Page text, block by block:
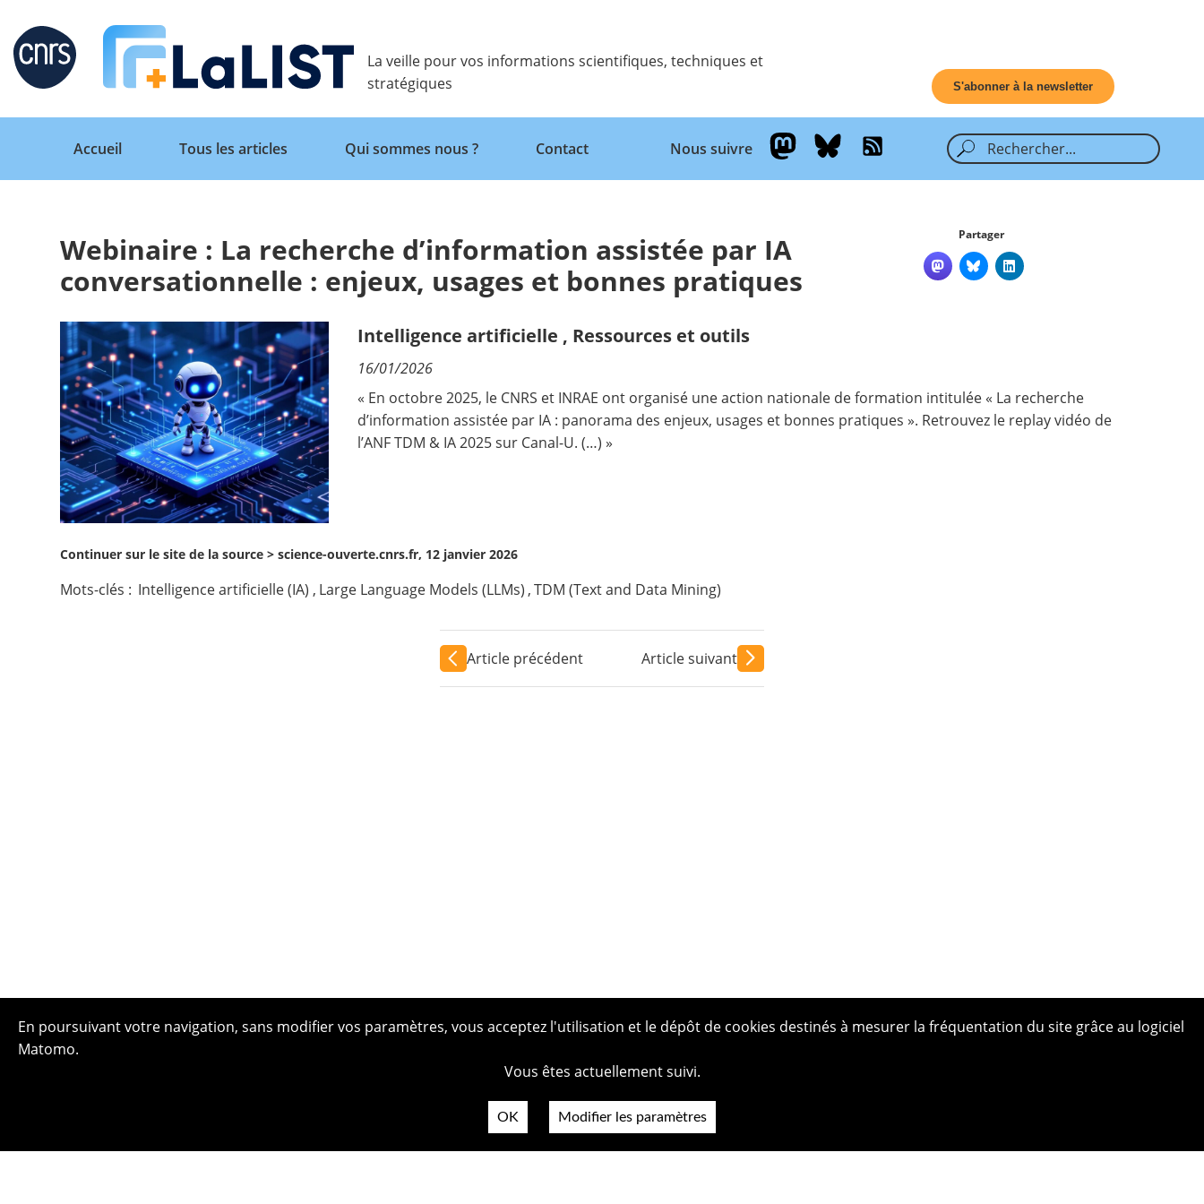
Retour
Accueil
Tous les articles
Qui sommes nous ?
Contact
Nous suivre
La veille pour vos informations scientifiques, techniques et
stratégiques
S'abonner à la newsletter
Retour
Accueil
Tous les articles Qui sommes nous ? Contact Nous suivre
Webinaire : La recherche d’information assistée par IA
conversationnelle : enjeux, usages et bonnes pratiques
Partager
Intelligence artificielle , Ressources et outils
16/01/2026
« En octobre 2025, le CNRS et INRAE ont organisé une action nationale de formation intitulée « La recherche
d’information assistée par IA : panorama des enjeux, usages et bonnes pratiques ». Retrouvez le replay vidéo de
l’ANF TDM & IA 2025 sur Canal-U. (…) »
Continuer sur le site de la source >science-ouverte.cnrs.fr, 12 janvier 2026
Mots-clés : Intelligence artificielle (IA) , Large Language Models (LLMs) ,TDM (Text and Data Mining)
Article précédent Article suivant
En poursuivant votre navigation, sans modifier vos paramètres, vous acceptez l'utilisation et le dépôt de cookies destinés à mesurer la fréquentation du site grâce au logiciel
Matomo.
Vous êtes actuellement suivi.
OK Modifier les paramètres